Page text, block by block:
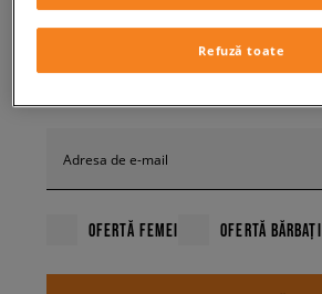
NEWSLETTER
Adresa de e-mail
OFERTĂ FEMEI OFERTĂ BĂRBAȚI
Refuză toate